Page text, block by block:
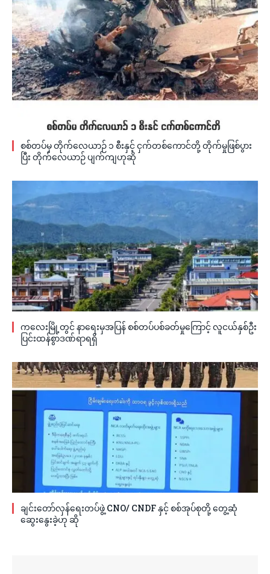
စစ်တပ်မှ တိုက်လေယာဉ် ၁ စီးနှင့် ငှက်တစ်ကောင်တို့ တိုက်မှုဖြစ်ပွား
ပြီး တိုက်လေယာဉ် ပျက်ကျဟုဆို
ကလေးမြို့တွင် နာရေးမှအပြန် စစ်တပ်ပစ်ခတ်မှုကြောင့် လူငယ်နှစ်ဦး
ပြင်းထန်စွာဒဏ်ရာရရှိ
ချင်းတော်လှန်ရေးတပ်ဖွဲ့ CNO/ CNDF နှင့် စစ်အုပ်စုတို့ တွေ့ဆုံ
ဆွေးနွေးခဲ့ဟု ဆို